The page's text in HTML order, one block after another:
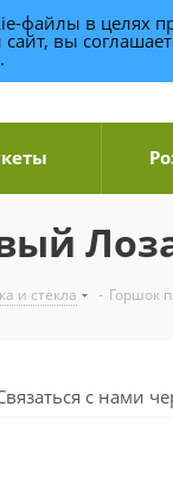
по Уфе
и стекла - Горшок
с нами
файлы в целях
вы
.